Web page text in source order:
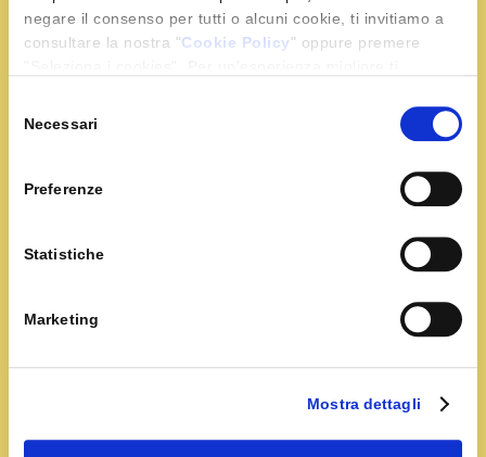
negare il consenso per tutti o alcuni cookie, ti invitiamo a
consultare la nostra "Cookie Policy" oppure premere
delNecessari
Preferenze
Statistiche
Marketing
Mostra dettagli
internet, oltre che
le dati per la prima
giorno
visitatore utilizza il
sito internet.
giorno